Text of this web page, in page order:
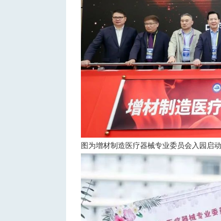
图为增材制造医疗器械专业委员会入园启